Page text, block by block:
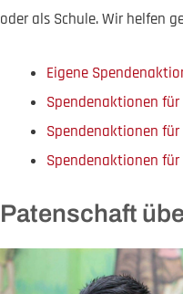
oder als Schule. Wir helfen
Eigene
Spendenaktionen für
Spendenaktionen für
Spendenaktionen für
Patenschaft